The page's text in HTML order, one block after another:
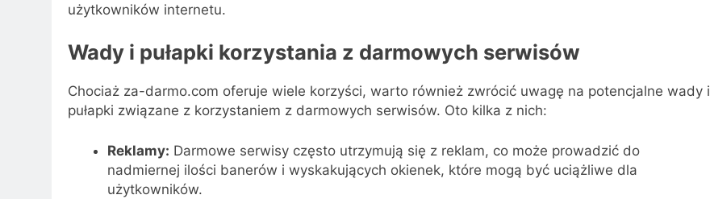
użytkowników internetu.
Wady i pułapki korzystania z darmowych serwisów
Chociaż za-darmo.com oferuje wiele korzyści, warto również zwrócić uwagę na potencjalne wady i
pułapki związane z korzystaniem z darmowych serwisów. Oto kilka z nich:
Reklamy: Darmowe serwisy często utrzymują się z reklam, co może prowadzić do
nadmiernej ilości banerów i wyskakujących okienek, które mogą być uciążliwe dla
użytkowników.